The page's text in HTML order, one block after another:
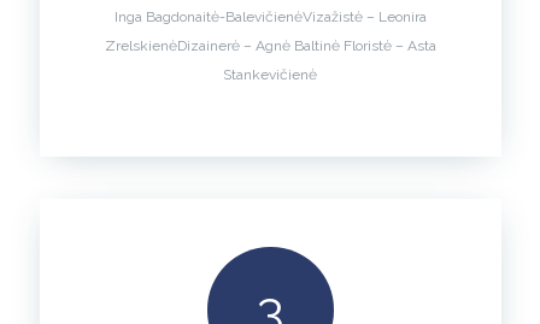
Inga Bagdonaitė-BalevičienėVizažistė – Leonira
ZrelskienėDizainerė – Agnė BaltinėFloristė – Asta
Stankevičienė
3